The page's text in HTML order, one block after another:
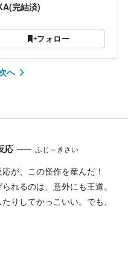
完結済)
フォロー
へ
応
ふじ～きさい
が、この怪作を産んだ！
れるのは、意外にも王道。
りしてかっこいい。でも、